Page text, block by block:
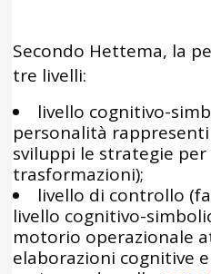
Secondo Hettema, la
tre livelli:
livello cognitivo-
personalità
sviluppi le strategie
trasformazioni);
livello di controllo
livello cognitivo-
motorio operazionale
elaborazioni cognitive